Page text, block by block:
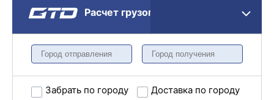
Расчет грузоперевозки
Забрать по городу Доставка по городу